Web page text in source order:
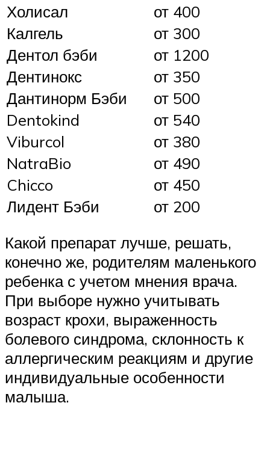
Холисал
от 400
Калгель
от 300
Дентол бэби
от 1200
Дентинокс
от 350
Дантинорм Бэби
от 500
Dentokind
от 540
Viburcol
от 380
NatraBio
от 490
Chicco
от 450
Лидент Бэби
от 200
Какой препарат лучше, решать,
конечно же, родителям маленького
ребенка с учетом мнения врача.
При выборе нужно учитывать
возраст крохи, выраженность
болевого синдрома, склонность к
аллергическим реакциям и другие
индивидуальные особенности
малыша.